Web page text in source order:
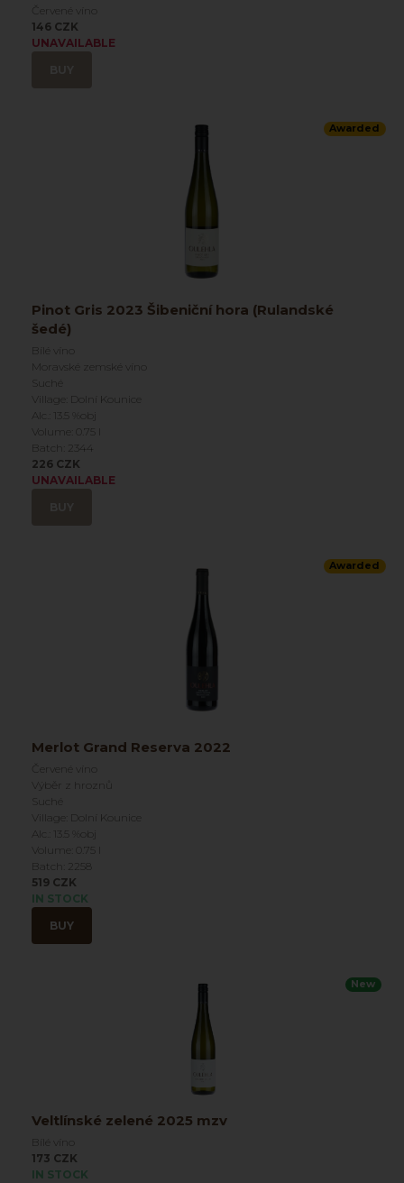
Červené víno
146 CZK
UNAVAILABLE
Awarded
Pinot Gris 2023 Šibeniční hora (Rulandské
šedé)
Bílé víno
Moravské zemské víno
Suché
Village: Dolní Kounice
Alc.: 13.5 %obj
Volume: 0.75 l
Batch: 2344
226 CZK
UNAVAILABLE
Awarded
Merlot Grand Reserva 2022
Červené víno
Výběr z hroznů
Suché
Village: Dolní Kounice
Alc.: 13.5 %obj
Volume: 0.75 l
Batch: 2258
519 CZK
IN STOCK
BUY
New
Veltlínské zelené 2025 mzv
Bílé víno
173 CZK
IN STOCK